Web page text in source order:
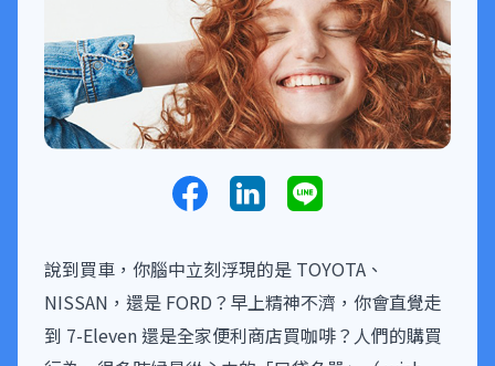
說到買車，你腦中立刻浮現的是 TOYOTA、
NISSAN，還是 FORD？早上精神不濟，你會直覺走
到 7-Eleven 還是全家便利商店買咖啡？人們的購買